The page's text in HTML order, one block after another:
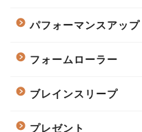
パフォーマンスアップ
フォームローラー
ブレインスリープ
プレゼント